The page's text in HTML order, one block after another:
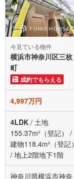
今見ている物件
横浜市神奈川区三枚
町
成約でもらえる
4,997万円
4LDK / 土地
155.37m²（登記）
/
建物118.4m²（登記）
/ 地上2階地下1階
神奈川県横浜市神奈